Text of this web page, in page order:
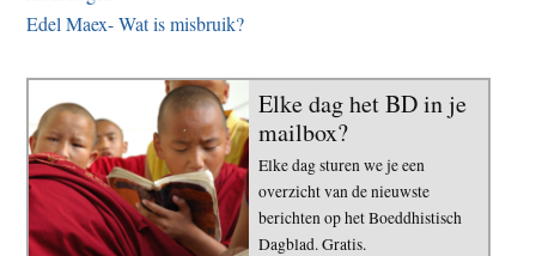
Edel Maex- Wat is misbruik?
Elke dag het BD in je
mailbox?
Elke dag sturen we je een
overzicht van de nieuwste
berichten op het Boeddhistisch
Dagblad. Gratis.